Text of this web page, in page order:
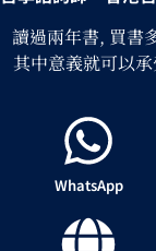
讀過兩年書, 買書
其中意義就可以
WhatsApp